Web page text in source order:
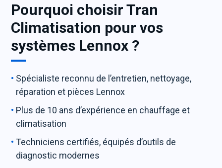
Pourquoi choisir Tran
Climatisation pour vos
systèmes Lennox ?
Spécialiste reconnu de l’entretien, nettoyage,
réparation et pièces Lennox
Plus de 10 ans d’expérience en chauffage et
climatisation
Techniciens certifiés, équipés d’outils de
diagnostic modernes